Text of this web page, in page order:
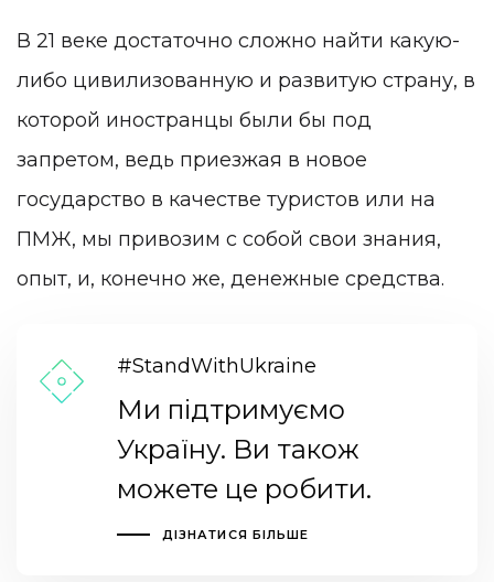
В 21 веке достаточно сложно найти какую-
либо цивилизованную и развитую страну, в
которой иностранцы были бы под
запретом, ведь приезжая в новое
государство в качестве туристов или на
ПМЖ, мы привозим с собой свои знания,
опыт, и, конечно же, денежные средства.
#StandWithUkraine
Ми підтримуємо
Україну. Ви також
можете це робити.
ДІЗНАТИСЯ БІЛЬШЕ